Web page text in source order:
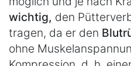
wichtig, den
tragen, da er den
ohne